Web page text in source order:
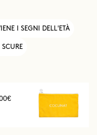
I SEGNI DELL'ETÀ